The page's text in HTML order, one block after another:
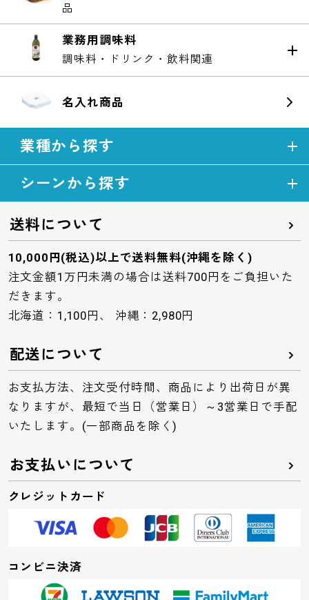
品
業務用調味料
調味料・ドリンク・飲料関連
名入れ商品
業種から探す
シーンから探す
送料について
10,000円(税込)以上で送料無料(沖縄を除く)
注文金額1万円未満の場合は送料700円をご負担いた
だきます。
北海道：1,100円、 沖縄：2,980円
配送について
お支払方法、注文受付時間、商品により出荷日が異
なりますが、最短で当日（営業日）～3営業日で手配
いたします。(一部商品を除く)
お支払いについて
クレジットカード
コンビニ決済